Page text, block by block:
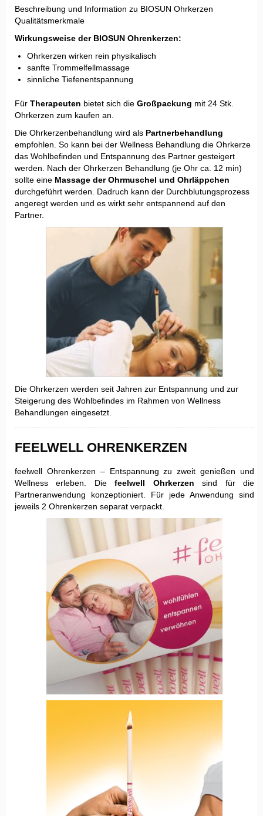
Beschreibung und Information zu BIOSUN Ohrkerzen
Qualitätsmerkmale
Wirkungsweise der BIOSUN Ohrenkerzen:
Ohrkerzen wirken rein physikalisch
sanfte Trommelfellmassage
sinnliche Tiefenentspannung
Für Therapeuten bietet sich die Großpackung mit 24 Stk.
Ohrkerzen zum kaufen an.
Die Ohrkerzenbehandlung wird als Partnerbehandlung
empfohlen. So kann bei der Wellness Behandlung die Ohrkerze
das Wohlbefinden und Entspannung des Partner gesteigert
werden. Nach der Ohrkerzen Behandlung (je Ohr ca. 12 min)
sollte eine Massage der Ohrmuschel und Ohrläppchen
durchgeführt werden. Dadruch kann der Durchblutungsprozess
angeregt werden und es wirkt sehr entspannend auf den
Partner.
Die Ohrkerzen werden seit Jahren zur Entspannung und zur
Steigerung des Wohlbefindes im Rahmen von Wellness
Behandlungen eingesetzt.
FEELWELL OHRENKERZEN
feelwell Ohrenkerzen – Entspannung zu zweit genießen und
Wellness erleben. Diefeelwell Ohrkerzen sind für die
Partneranwendung konzeptioniert. Für jede Anwendung sind
jeweils 2 Ohrenkerzen separat verpackt.